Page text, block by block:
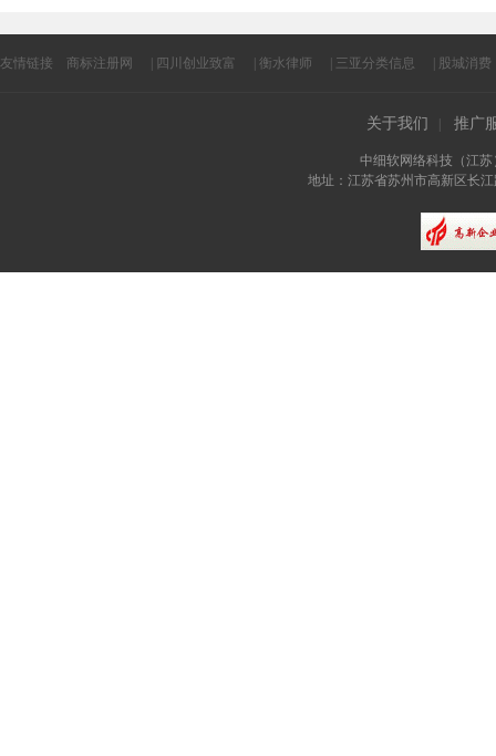
友情链接 商标注册网 四川创业致富 衡水律师 三亚分类信息 股城消费
关于我们 推广
中细软网络科技（江
地址：江苏省苏州市高新区长